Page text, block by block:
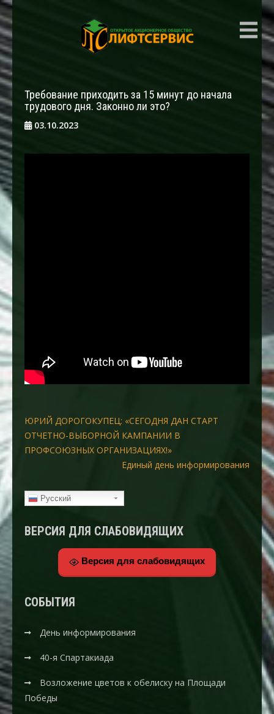
Требование приходить за 15 минут до начала
трудового дня. Законно ли это?
03.10.2023
Навигация
по
записям
ЮРИЙ ДОРОГОКУПЕЦ: «СЕГОДНЯ ДАН СТАРТ
ОТЧЕТНО-ВЫБОРНОЙ КАМПАНИИ В
ПРОФСОЮЗНЫХ ОРГАНИЗАЦИЯХ!»
Единый день информирования
Русский
ВЕРСИЯ ДЛЯ СЛАБОВИДЯЩИХ
Версия для слабовидящих
CОБЫТИЯ
День информирования
40-я Спартакиада
Возложение цветов к обелиску на Площади
Победы